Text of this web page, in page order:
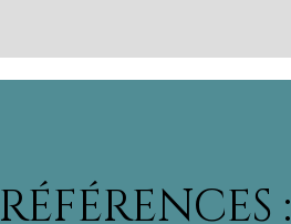
RÉFÉRENCES :